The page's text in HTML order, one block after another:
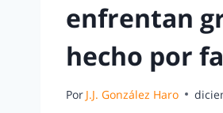
enfrentan
hecho por
Por J.J. González Haro